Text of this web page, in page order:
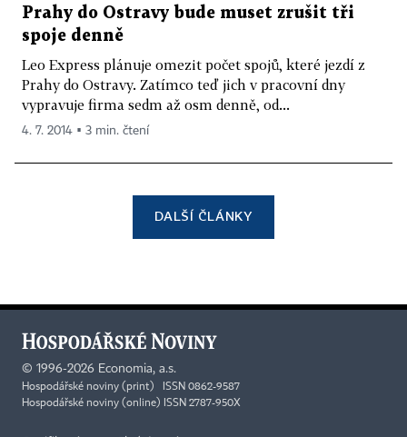
Prahy do Ostravy bude muset zrušit tři
spoje denně
Leo Express plánuje omezit počet spojů, které jezdí z
Prahy do Ostravy. Zatímco teď jich v pracovní dny
vypravuje firma sedm až osm denně, od...
4. 7. 2014 ▪ 3 min. čtení
DALŠÍ ČLÁNKY
© 1996-2026 Economia, a.s.
Hospodářské noviny (print) ISSN 0862-9587
Hospodářské noviny (online) ISSN 2787-950X